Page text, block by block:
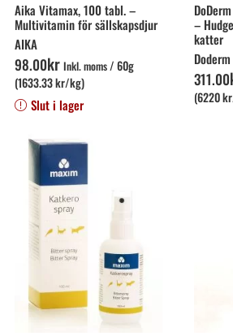
Aika Vitamax, 100 tabl. –
Multivitamin för sällskapsdjur
AIKA
98.00kr Inkl. moms/60g
(1633.33 kr/kg)
Slut i lager
–
katter
Doderm
311.00
(6220